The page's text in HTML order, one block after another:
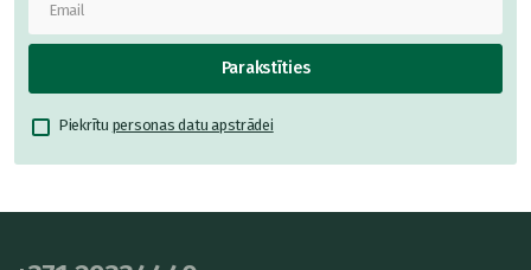
Parakstīties
Piekrītu personas datu apstrādei